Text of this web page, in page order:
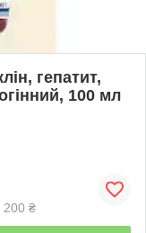
гепатит,
100 мл
200 ₴